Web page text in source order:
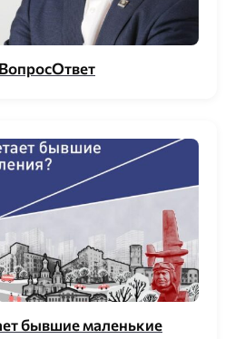
бывшие маленькие